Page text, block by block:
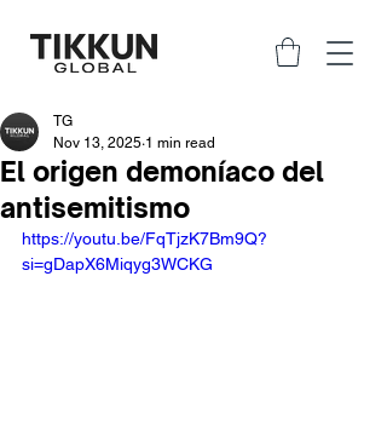
El origen demoníaco del
antisemitismo
TG
Nov 13, 2025 1 min read
https://youtu.be/FqTjzK7Bm9Q?
si=gDapX6Miqyg3WCKG